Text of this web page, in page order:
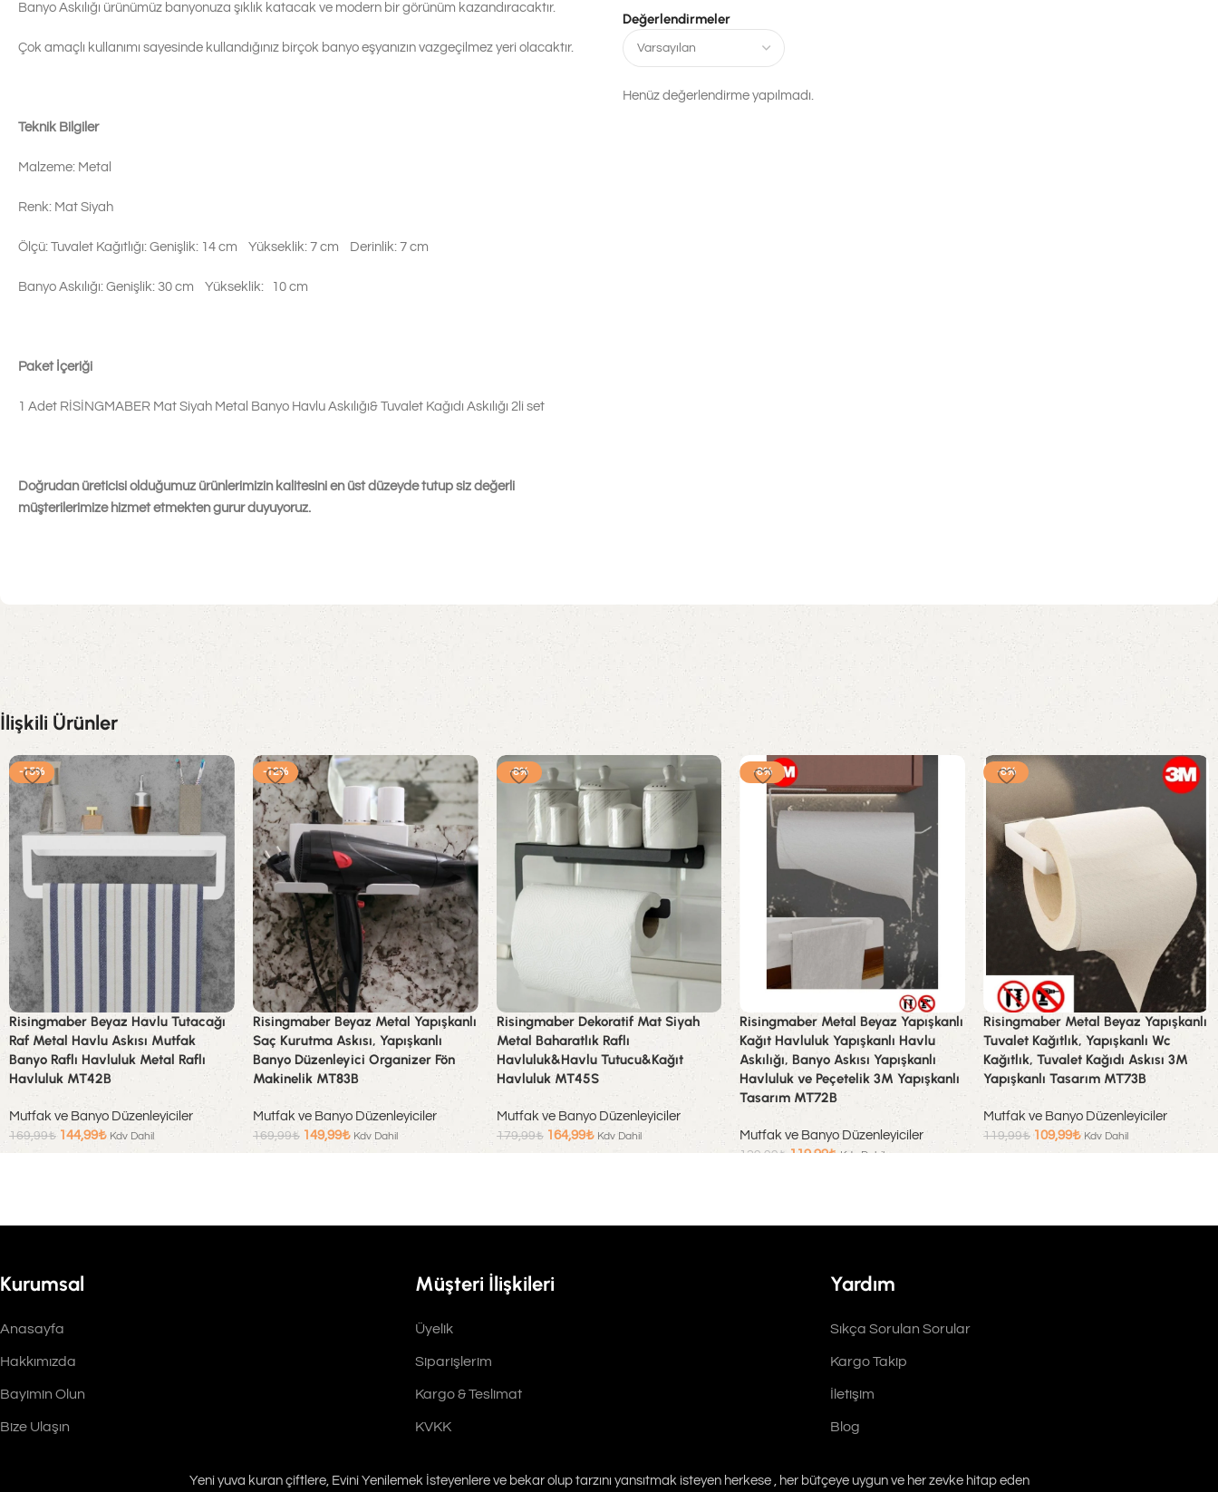
Banyo Askılığı ürünümüz banyonuza şıklık katacak ve modern bir görünüm kazandıracaktır.
Çok amaçlı kullanımı sayesinde kullandığınız birçok banyo eşyanızın vazgeçilmez yeri olacaktır.
Teknik Bilgiler
Malzeme: Metal
Renk: Mat Siyah
Ölçü: Tuvalet Kağıtlığı: Genişlik: 14 cm Yükseklik: 7 cm Derinlik: 7 cm
Banyo Askılığı: Genişlik: 30 cm Yükseklik: 10 cm
Paket İçeriği
1 Adet RİSİNGMABER Mat Siyah Metal Banyo Havlu Askılığı& Tuvalet Kağıdı Askılığı 2li set
Doğrudan üreticisi olduğumuz ürünlerimizin kalitesini en üst düzeyde tutup siz değerli
müşterilerimize hizmet etmekten gurur duyuyoruz.
Değerlendirmeler
Henüz değerlendirme yapılmadı.
İlişkili Ürünler
-15%
Risingmaber Beyaz Havlu Tutacağı
Raf Metal Havlu Askısı Mutfak
Banyo Raflı Havluluk Metal Raflı
Havluluk MT42B
Mutfak ve Banyo Düzenleyiciler
169,99₺ 144,99₺ Kdv Dahil
-12%
Risingmaber Beyaz Metal Yapışkanlı
Saç Kurutma Askısı, Yapışkanlı
Banyo Düzenleyici Organizer Fön
Makinelik MT83B
Mutfak ve Banyo Düzenleyiciler
169,99₺ 149,99₺ Kdv Dahil
-8%
Risingmaber Dekoratif Mat Siyah
Metal Baharatlık Raflı
Havluluk&Havlu Tutucu&Kağıt
Havluluk MT45S
Mutfak ve Banyo Düzenleyiciler
179,99₺ 164,99₺ Kdv Dahil
-8%
Risingmaber Metal Beyaz Yapışkanlı
Kağıt Havluluk Yapışkanlı Havlu
Askılığı, Banyo Askısı Yapışkanlı
Havluluk ve Peçetelik 3M Yapışkanlı
Tasarım MT72B
Mutfak ve Banyo Düzenleyiciler
129,99 ₺ 119,99₺ Kdv Dahil
-8%
Risingmaber Metal Beyaz Yapışkanlı
Tuvalet Kağıtlık, Yapışkanlı Wc
Kağıtlık, Tuvalet Kağıdı Askısı 3M
Yapışkanlı Tasarım MT73B
Mutfak ve Banyo Düzenleyiciler
119,99₺ 109,99₺ Kdv Dahil
Kurumsal
Anasayfa
Hakkımızda
Bayimin Olun
Bize Ulaşın
Müşteri İlişkileri
Üyelik
Siparişlerim
Kargo & Teslimat
KVKK
Yardım
Sıkça Sorulan Sorular
Kargo Takip
İletişim
Blog
Yeni yuva kuran çiftlere, Evini Yenilemek İsteyenlere ve bekar olup tarzını yansıtmak isteyen herkese , her bütçeye uygun ve her zevke hitap eden